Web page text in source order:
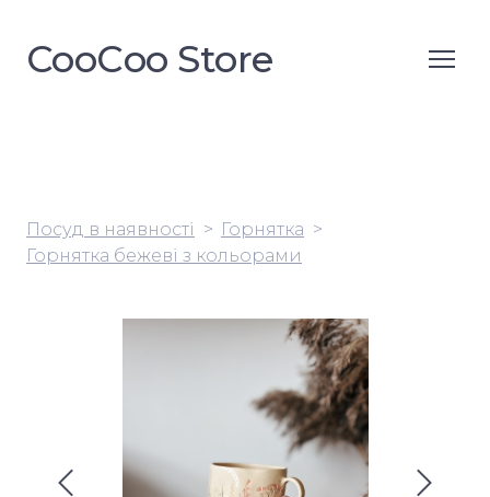
CooСoo Store
Посуд в наявності
Горнятка
Горнятка бежеві з кольорами